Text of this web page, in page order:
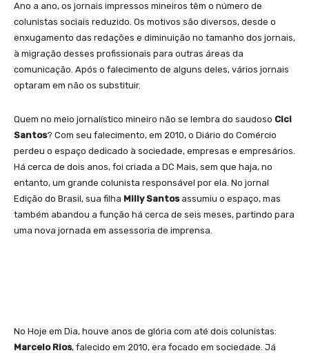
Ano a ano, os jornais impressos mineiros têm o número de
colunistas sociais reduzido. Os motivos são diversos, desde o
enxugamento das redações e diminuição no tamanho dos jornais,
à migração desses profissionais para outras áreas da
comunicação. Após o falecimento de alguns deles, vários jornais
optaram em não os substituir.
Quem no meio jornalístico mineiro não se lembra do saudoso Cici
Santos? Com seu falecimento, em 2010, o Diário do Comércio
perdeu o espaço dedicado à sociedade, empresas e empresários.
Há cerca de dois anos, foi criada a DC Mais, sem que haja, no
entanto, um grande colunista responsável por ela. No jornal
Edição do Brasil, sua filha Milly Santosassumiu o espaço, mas
também abandou a função há cerca de seis meses, partindo para
uma nova jornada em assessoria de imprensa.
No Hoje em Dia, houve anos de glória com até dois colunistas:
Marcelo Rios, falecido em 2010, era focado em sociedade. Já